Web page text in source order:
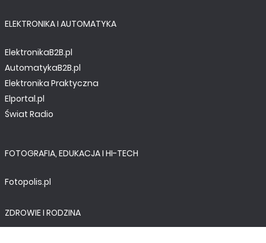
ELEKTRONIKA I AUTOMATYKA
ElektronikaB2B.pl
AutomatykaB2B.pl
Elektronika Praktyczna
Elportal.pl
Świat Radio
FOTOGRAFIA, EDUKACJA I HI-TECH
Fotopolis.pl
ZDROWIE I RODZINA